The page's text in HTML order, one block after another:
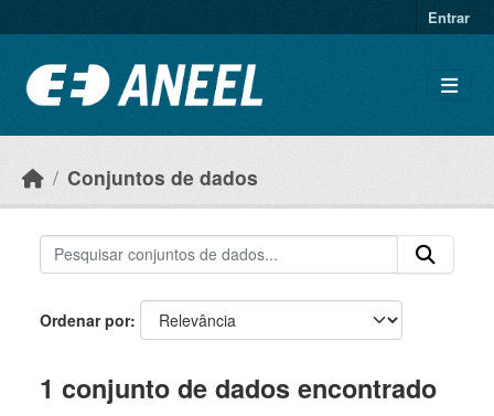
Entrar
Conjuntos de dados
Ordenar por
1 conjunto de dados encontrado